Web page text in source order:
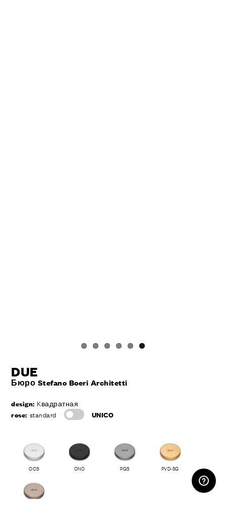
ЛИЧНЫЙ КАБИНЕТ
DUE
Бюро Stefano Boeri Architetti
design: Kвадратная
rose: standard UNICO
OCS ONO PGS PVD-SG